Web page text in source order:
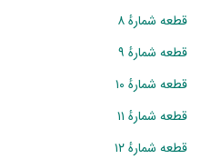
قطعه شمارهٔ ۸
قطعه شمارهٔ ۹
قطعه شمارهٔ ۱۰
قطعه شمارهٔ ۱۱
قطعه شمارهٔ ۱۲